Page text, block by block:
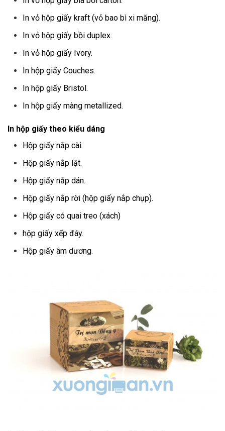
In vỏ hộp giấy kraft (vỏ bao bì xi măng).
In vỏ hộp giấy bồi duplex.
In vỏ hộp giấy Ivory.
In hộp giấy Couches.
In hộp giấy Bristol.
In hộp giấy màng metallized.
In hộp giấy theo kiểu dáng
Hộp giấy nắp cài.
Hộp giấy nắp lật.
Hộp giấy nắp dán.
Hộp giấy nắp rời (hộp giấy nắp chụp).
Hộp giấy có quai treo (xách)
hộp giấy xếp đáy.
Hộp giấy âm dương.